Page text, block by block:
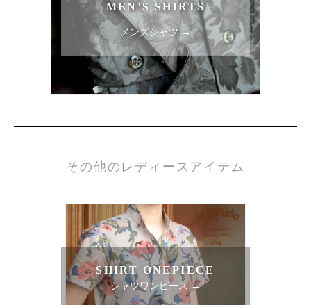
MEN’S SHIRTS
メンズシャツ →
その他のレディースアイテム
SHIRT ONEPIECE
シャツワンピース →